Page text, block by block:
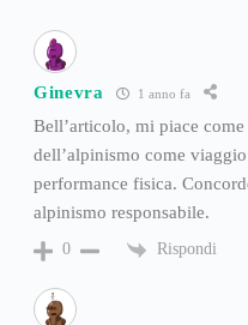
Ginevra 1 anno fa
Bell’articolo, mi piace
dell’alpinismo come
performance fisica.
alpinismo responsabile.
0 Rispondi